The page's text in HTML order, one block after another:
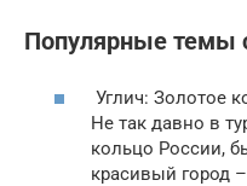
Популярные темы
Углич: Золотое
Не так давно в
кольцо России,
красивый город